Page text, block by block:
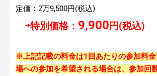
定価：2万9,500円(税込)
⇨特別価格： 9,900 円(税込)
※上記記載の料金は1回あたりの参加料
場への参加を希望される場合は、参加回